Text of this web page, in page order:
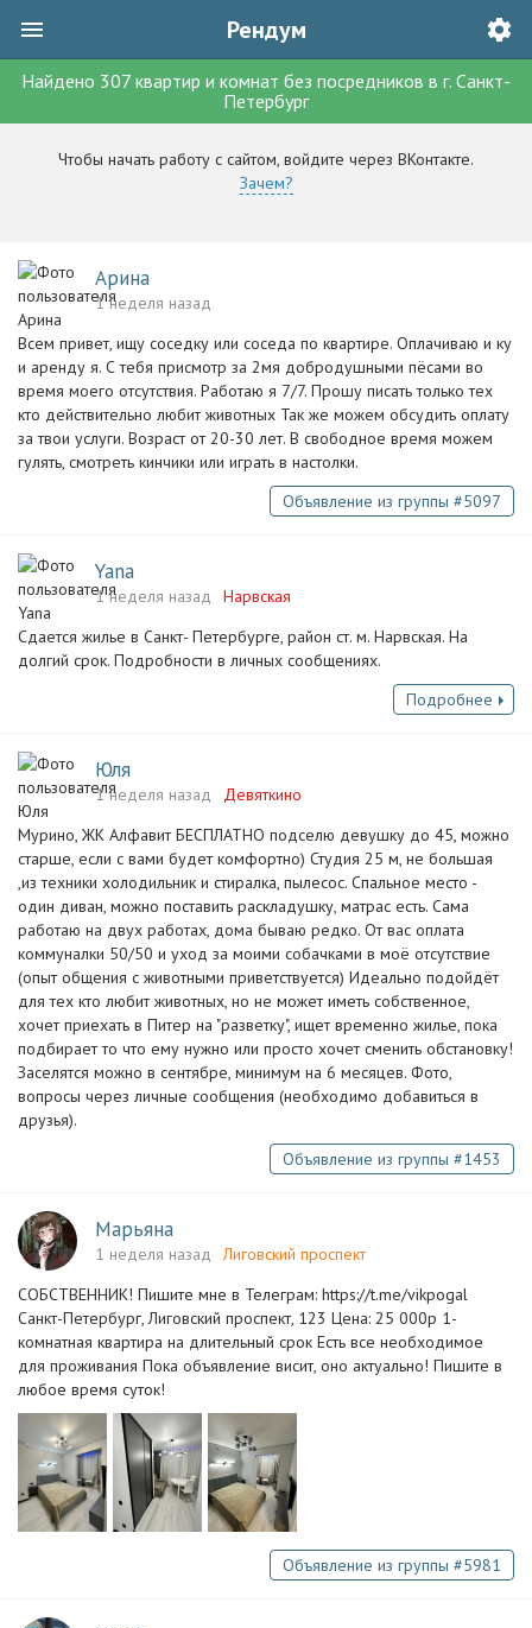
Рендум
Найдено 307 квартир и комнат без посредников в г. Санкт-
Петербург
Чтобы начать работу с сайтом, войдите через ВКонтакте.
Зачем?
Арина
1 неделя назад
Всем привет, ищу соседку или соседа по квартире. Оплачиваю и ку
и аренду я. С тебя присмотр за 2мя добродушными пёсами во
время моего отсутствия. Работаю я 7/7. Прошу писать только тех
кто действительно любит животных Так же можем обсудить оплату
за твои услуги. Возраст от 20-30 лет. В свободное время можем
гулять, смотреть кинчики или играть в настолки.
Объявление из группы #5097
Yana
1 неделя назад
Нарвская
Сдается жилье в Санкт- Петербурге, район ст. м. Нарвская. На
долгий срок. Подробности в личных сообщениях.
Подробнее
Юля
1 неделя назад
Девяткино
Мурино, ЖК Алфавит БЕСПЛАТНО подселю девушку до 45, можно
старше, если с вами будет комфортно) Студия 25 м, не большая
,из техники холодильник и стиралка, пылесос. Спальное место -
один диван, можно поставить раскладушку, матрас есть. Сама
работаю на двух работах, дома бываю редко. От вас оплата
коммуналки 50/50 и уход за моими собачками в моё отсутствие
(опыт общения с животными приветствуется) Идеально подойдёт
для тех кто любит животных, но не может иметь собственное,
хочет приехать в Питер на "разветку", ищет временно жилье, пока
подбирает то что ему нужно или просто хочет сменить обстановку!
Заселятся можно в сентябре, минимум на 6 месяцев. Фото,
вопросы через личные сообщения (необходимо добавиться в
друзья).
Объявление из группы #1453
Марьяна
1 неделя назад
Лиговский проспект
СОБСТВЕННИК! Пишите мне в Телеграм: https://t.me/vikpogal
Санкт-Петербург, Лиговский проспект, 123 Цена: 25 000р 1-
комнатная квартира на длительный срок Есть все необходимое
для проживания Пока объявление висит, оно актуально! Пишите в
любое время суток!
Объявление из группы #5981